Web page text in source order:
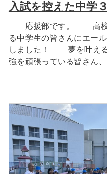
入試を控えた中学
応援部です。 高校一
る中学生の皆さんにエー
しました！ 夢を叶える
強を頑張っている皆さん